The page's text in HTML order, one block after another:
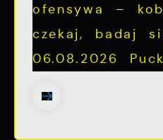
ofensywa –
czekaj, badaj
06.08.2026